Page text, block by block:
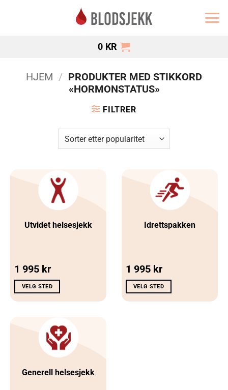
0 KR
HJEM / PRODUKTER MED STIKKORD
«HORMONSTATUS»
FILTRER
Utvidet helsesjekk
1 995 kr
VELG STED
Idrettspakken
1 995 kr
VELG STED
Generell helsesjekk